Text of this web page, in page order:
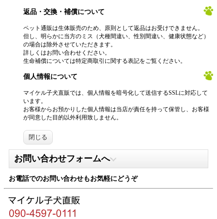
返品・交換・補償について
ペット通販は生体販売のため、原則として返品はお受けできません。
但し、明らかに当方のミス（犬種間違い、性別間違い、健康状態など）
の場合は除外させていただきます。
詳しくはお問い合わせください。
生命補償については特定商取引に関する表記をご覧ください。
個人情報について
マイケル子犬直販では、個人情報を暗号化して送信するSSLに対応して
います。
お客様からお預かりした個人情報は当店が責任を持って保管し、お客様
が同意した目的以外利用致しません。
閉じる
お問い合わせフォームへ
お電話でのお問い合わせもお気軽にどうぞ